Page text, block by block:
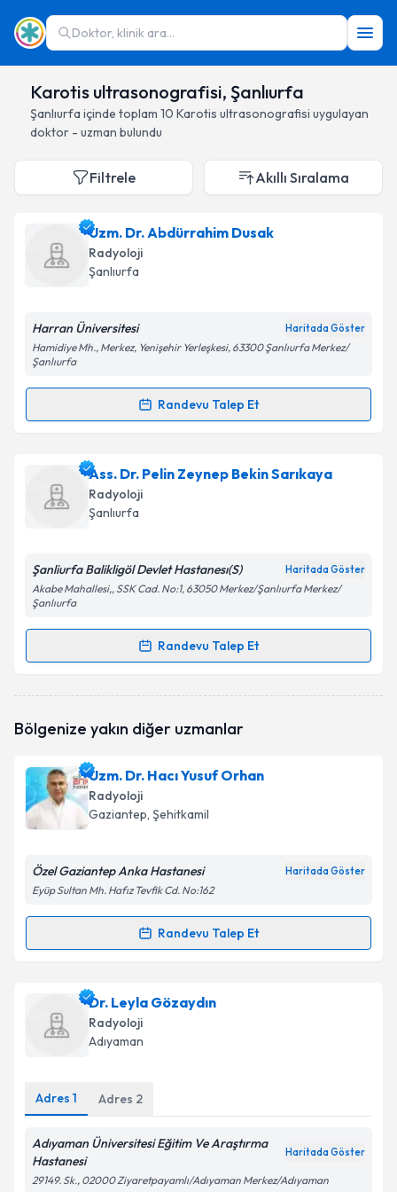
Doktor, klinik ara...
Karotis ultrasonografisi, Şanlıurfa
Şanlıurfa içinde toplam 10 Karotis ultrasonografisi uygulayan
doktor - uzman bulundu
Filtrele Akıllı Sıralama
Uzm. Dr. Abdürrahim Dusak
Radyoloji
Şanlıurfa
Harran Üniversitesi Haritada Göster
Hamidiye Mh., Merkez, Yenişehir Yerleşkesi, 63300 Şanlıurfa Merkez/
Şanlıurfa
Randevu Talep Et
Randevu Takvimi Talebi
Uzm. Dr. Abdürrahim Dusak için randevu takvimi
talebi oluşturun. Size bu uzmandan randevu almanız
için bir takvim hazırlandığında e-posta ile
bilgilendireceğiz.
E-posta Adresiniz
Kişisel verilerimin işlenmesine ilişkin
Metni'ni okudum ve kişisel verilerimin belirtilen
Takvim Talebini Gönder
Ass. Dr. Pelin Zeynep Bekin Sarıkaya
Radyoloji
Şanlıurfa
Şanliurfa Balikligöl Devlet Hastanesı(S) Haritada Göster
Akabe Mahallesi,, SSK Cad. No:1, 63050 Merkez/Şanlıurfa Merkez/
Şanlıurfa
Randevu Talep Et
Randevu Takvimi Talebi
takvimi talebi oluşturun. Size bu uzmandan randevu
bilgilendireceğiz.
E-posta Adresiniz
Kişisel verilerimin işlenmesine ilişkin
kapsamda işlenmesini kabul ediyorum.
Bölgenize yakın diğer uzmanlar
Uzm. Dr. Hacı Yusuf Orhan
Radyoloji
Gaziantep, Şehitkamil
Özel Gaziantep Anka Hastanesi Haritada Göster
Eyüp Sultan Mh. Hafız Tevfik Cd. No:162
Randevu Talep Et
Randevu Takvimi Talebi
Uzm. Dr. Hacı Yusuf Orhan
talebi oluşturun. Size bu uzmandan randevu almanız
için bir takvim hazırlandığında e-posta ile
bilgilendireceğiz.
Kişisel verilerimin işlenmesine ilişkinAydınlatma
Dr. Leyla Gözaydın
Radyoloji
Adıyaman
Adres 1 Adres 2
Adıyaman Üniversitesi Eğitim Ve Araştırma
Hastanesi
Haritada Göster
29149. Sk., 02000 Ziyaretpayamlı/Adıyaman Merkez/Adıyaman